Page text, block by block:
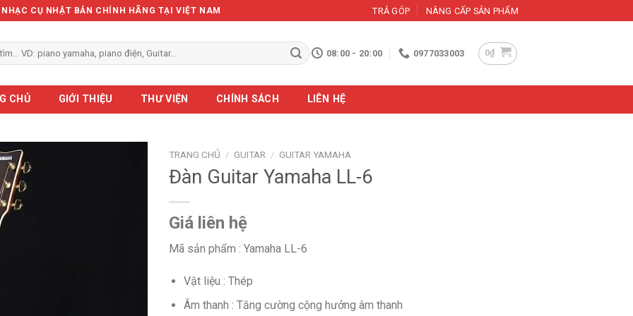
CỤ NHẬT BẢN CHÍNH HÃNG TẠI VIỆT NAM TRẢ GÓP NÂNG CẤP SẢN PHẨM
08:00 - 20:00 0977033003 0₫
CHỦ GIỚI THIỆU THƯ VIỆN CHÍNH SÁCH LIÊN HỆ
TRANG CHỦ / GUITAR / GUITAR YAMAHA
Đàn Guitar Yamaha LL-6
Giá liên hệ
Mã sản phẩm : Yamaha LL-6
Vật liệu : Thép
Âm thanh : Tăng cường cộng hưởng âm thanh